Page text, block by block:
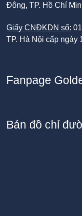
Đông, TP. Hồ Chí
Giấy CNĐKDN số:
TP. Hà Nội cấp ngày
Fanpage
Bản đồ chỉ